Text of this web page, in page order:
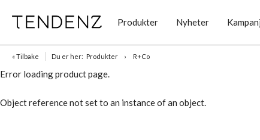
Produkter Nyheter
« Tilbake Du er her: Produkter R+Co
Error loading product page.
Object reference not set to an instance of an object.